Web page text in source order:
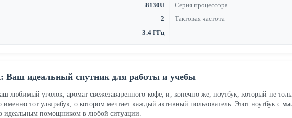
8130U Серия процессора
2 Тактовая частота
3.4 ГГц
Ваш идеальный спутник для работы и учебы
любимый уголок, аромат свежезаваренного кофе, и, конечно же, ноутбук, который не
тот ультрабук, о котором мечтает каждый активный пользователь. Этот ноутбук с
идеальным помощником в любой ситуации.